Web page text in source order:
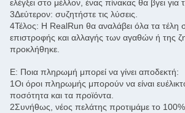
ελέγξει στο μέλλον, ένας πίνακας θα βγει για
3Δεύτερον: συζητήστε τις λύσεις.
4Τέλος: Η RealRun θα αναλάβει όλα τα τέλη
επιστροφής και αλλαγής των αγαθών ή της
προκλήθηκε.
Ε: Ποια πληρωμή μπορεί να γίνει αποδεκτή:
1Οι όροι πληρωμής μπορούν να είναι
ποσότητα και τα προϊόντα.
2Συνήθως, νέος πελάτης προτιμάμε το